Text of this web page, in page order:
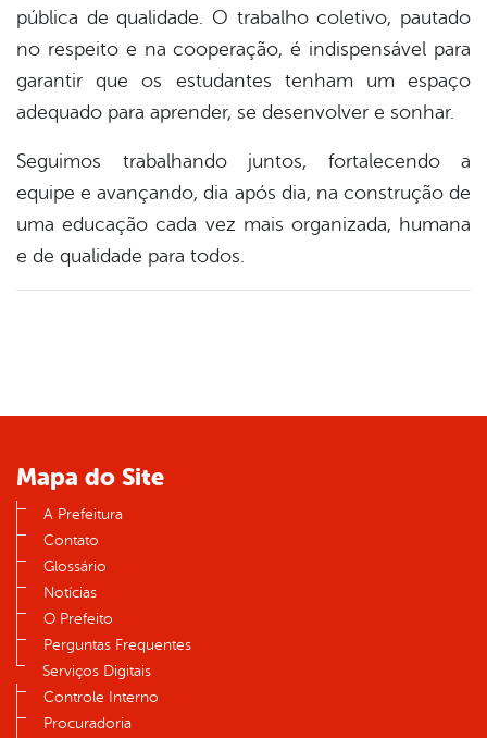
pública de qualidade. O trabalho coletivo, pautado
no respeito e na cooperação, é indispensável para
garantir que os estudantes tenham um espaço
adequado para aprender, se desenvolver e sonhar.
Seguimos trabalhando juntos, fortalecendo a
equipe e avançando, dia após dia, na construção de
uma educação cada vez mais organizada, humana
e de qualidade para todos.
Mapa do Site
A Prefeitura
Contato
Glossário
Notícias
O Prefeito
Perguntas Frequentes
Serviços Digitais
Controle Interno
Procuradoria